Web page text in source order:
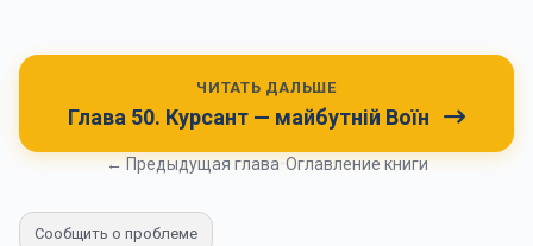
ЧИТАТЬ ДАЛЬШЕ
Глава 50. Курсант — майбутній Воїн
← Предыдущая глава Оглавление книги
Сообщить о проблеме